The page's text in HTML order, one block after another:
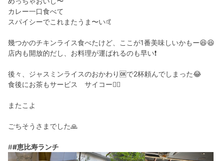
カレー一口食べて
スパイシーでこれまたうま〜い🤙
幾つかのチキンライス食べたけど、ここが1番美味しいかもー😆😆
店内も開放的だし、お料理が運ばれるのも早い❗️
後々、ジャスミンライスのおかわり🆗で2杯頼んでしまった😂
食後にお茶もサービス サイコー🙆‍♀️
またこよ
ごちそうさまでした🙏
##恵比寿ランチ